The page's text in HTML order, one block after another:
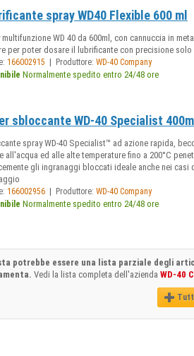
spray WD40 Flexible 600 ml
multifunzione WD 40 da 600ml, con cannuccia in
per poter dosare il lubrificante con precisione
166002915 | Produttore:WD-40 Company
Normalmente spedito entro 24/48 ore
sbloccante WD-40 Specialist 400ml
spray WD-40 Specialist™ ad azione rapida,
all'acqua ed alle alte temperature fino a 200°C
gli ingranaggi bloccati ideale anche nei
166002956 | Produttore:WD-40 Company
Normalmente spedito entro 24/48 ore
potrebbe essere una lista parziale degli
Vedi la lista completa dell'aziendaWD-40